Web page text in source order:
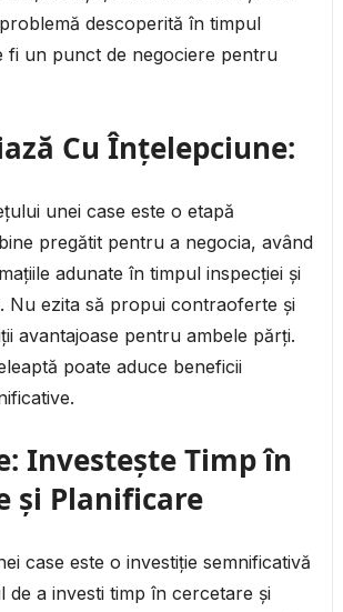
descoperită în timpul
fi un punct de negociere pentru
Cu Înțelepciune:
unei case este o etapă
pregătit pentru a negocia, având
adunate în timpul inspecției și
Nu ezita să propui contraoferte și
avantajoase pentru ambele părți.
poate aduce beneficii
Investește Timp în
și Planificare
case este o investiție semnificativă
de a investi timp în cercetare și